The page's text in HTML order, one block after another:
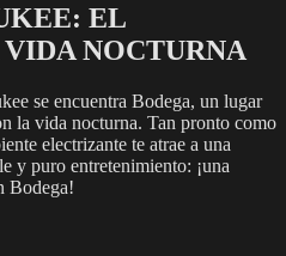
EL
NOCTURNA
se encuentra Bodega, un lugar
la vida nocturna. Tan pronto como
electrizante te atrae a una
y puro entretenimiento: ¡una
Bodega!